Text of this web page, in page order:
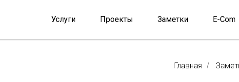
Услуги Проекты Заметки E-Com
Главная /